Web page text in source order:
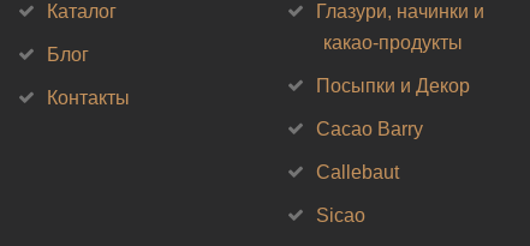
Каталог
Блог
Контакты
Глазури, начинки и
какао-продукты
Посыпки и Декор
Cacao Barry
Callebaut
Sicao